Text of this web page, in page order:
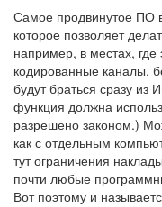
Самое продвинутое ПО
которое позволяет
например, в местах,
кодированные каналы,
будут браться сразу из
функция должна
разрешено законом.)
как с отдельным
тут ограничения
почти любые
Вот поэтому и